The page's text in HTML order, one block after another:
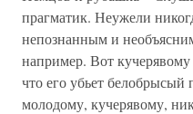
прагматик. Неужели
непознанным и
например. Вот
что его убьет белобрысый
молодому, кучерявому,